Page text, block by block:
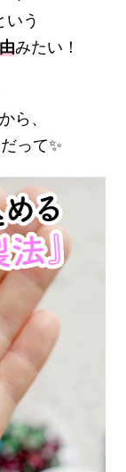
いう
みたい！
から、
って✨